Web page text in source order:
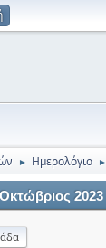
► Ημερολόγιο ►
Οκτώβριος 2023